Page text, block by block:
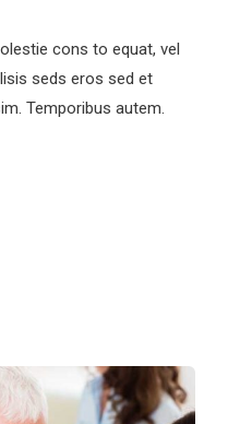
cons to equat, vel
seds eros sed et
Temporibus autem.